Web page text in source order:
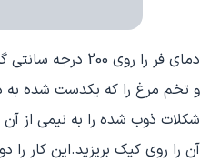
دمای فر را روی
و تخم مرغ را که یکدست شده
شکلات ذوب شده را به نیمی از
آن را روی کیک بریزید.این کار را